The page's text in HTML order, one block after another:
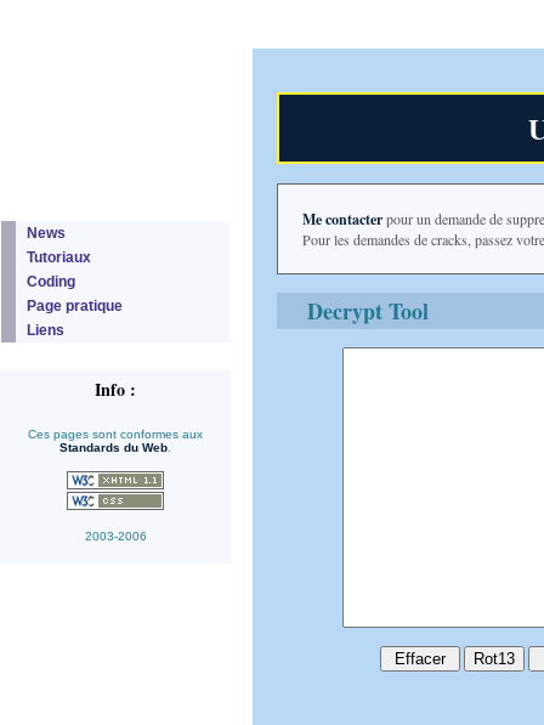
News
Tutoriaux
Coding
Page pratique
Liens
Info :
Ces pages sont conformes aux
Standards du Web
2003-2006
Me contacterpour un demande de
Pour les demandes de cracks, passez
Decrypt Tool